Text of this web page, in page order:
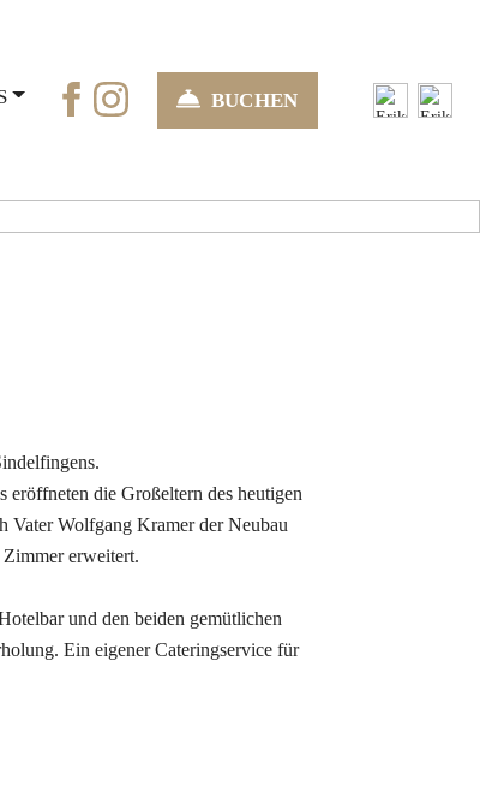
BUCHEN
die Großeltern des heutigen
Vater Wolfgang Kramer der Neubau
erweitert.
und den beiden gemütlichen
Ein eigener Cateringservice für